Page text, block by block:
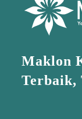
Maklon
Terbaik,